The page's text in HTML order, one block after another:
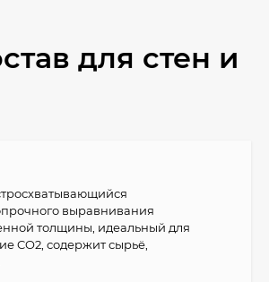
для стен и
выравнивания
толщины, идеальный для
CO2, содержит сырьё,